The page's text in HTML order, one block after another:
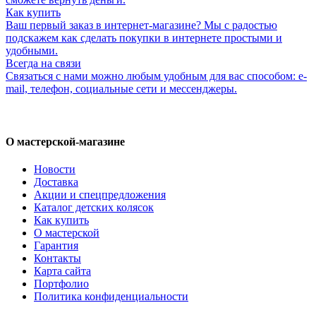
Как купить
Ваш первый заказ в интернет-магазине? Мы с радостью
подскажем как сделать покупки в интернете простыми и
удобными.
Всегда на связи
Связаться с нами можно любым удобным для вас способом: e-
mail, телефон, социальные сети и мессенджеры.
О мастерской-магазине
Новости
Доставка
Акции и спецпредложения
Каталог детских колясок
Как купить
О мастерской
Гарантия
Контакты
Карта сайта
Портфолио
Политика конфиденциальности